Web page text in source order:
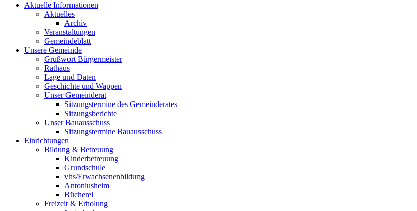
Aktuelle Informationen
Aktuelles
Archiv
Veranstaltungen
Gemeindeblatt
Unsere Gemeinde
Grußwort Bürgermeister
Rathaus
Lage und Daten
Geschichte und Wappen
Unser Gemeinderat
Sitzungstermine des Gemeinderates
Sitzungsberichte
Unser Bauausschuss
Sitzungstermine Bauausschuss
Einrichtungen
Bildung & Betreuung
Kinderbetreuung
Grundschule
vhs/Erwachsenenbildung
Antoniusheim
Bücherei
Freizeit & Erholung